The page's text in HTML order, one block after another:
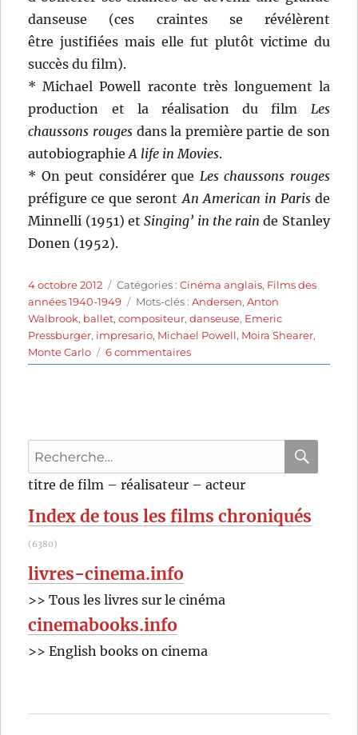
danseuse (ces craintes se révélèrent
être justifiées mais elle fut plutôt victime du
succès du film).
* Michael Powell raconte très longuement la
production et la réalisation du film Les
chaussons rougesdans la première partie de son
autobiographieA life in Movies.
* On peut considérer que Les chaussons rouges
préfigure ce que seront An American in Parisde
Minnelli (1951) etSinging’ in the rain de Stanley
Donen (1952).
Publié
le
4 octobre 2012 Catégories
Catégories :Cinéma anglais, Films des
années 1940-1949
Étiquettes
Mots-clés :Andersen,Anton
Walbrook, ballet,compositeur,danseuse, Emeric
Pressburger, impresario, Michael Powell, Moira Shearer,
Monte Carlo
6 commentairessur
Les
et
Pressburger
Recherche
pour
:
titre de film – réalisateur – acteur
Index de tous les films chroniqués
(6380)
livres-cinema.info
>> Tous les livres sur le cinéma
cinemabooks.info
>> English books on cinema